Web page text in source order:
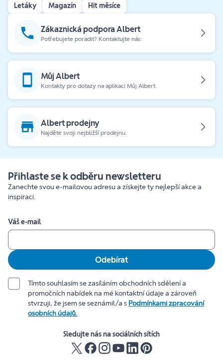
Letáky Magazín Hit měsíce
Zákaznická podpora Albert
Potřebujete poradit? Kontaktujte nás.
Můj Albert
Kontakty pro dotazy na aplikaci Můj Albert.
Albert prodejny
Najděte svoji nejbližší prodejnu.
Přihlaste se k odběru newsletteru
Zanechte svou e-mailovou adresu a získejte ty nejlepší akce a
inspiraci.
Váš e-mail
Odebírat
Tímto souhlasím se zasíláním obchodních sdělení a
promočních nabídek na mé kontaktní údaje a zároveň
stvrzuji, že jsem se seznámil/a s Podmínkami zpracování
osobních údajů.
Sledujte nás na sociálních sítích